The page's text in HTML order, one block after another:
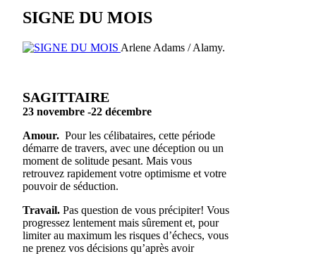
SIGNE DU MOIS
Arlene Adams / Alamy.
SAGITTAIRE
23 novembre -22 décembre
Amour. Pour les célibataires, cette période
démarre de travers, avec une déception ou un
moment de solitude pesant. Mais vous
retrouvez rapidement votre optimisme et votre
pouvoir de séduction.
Travail. Pas question de vous précipiter! Vous
progressez lentement mais sûrement et, pour
limiter au maximum les risques d’échecs, vous
ne prenez vos décisions qu’après avoir